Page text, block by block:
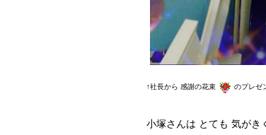
↑社長から 感謝の花束 のプレゼ
小塚さんは とても 気がき